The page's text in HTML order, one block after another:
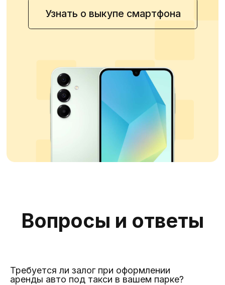
Требуется ли залог при оформлении
аренды авто под такси в вашем парке?